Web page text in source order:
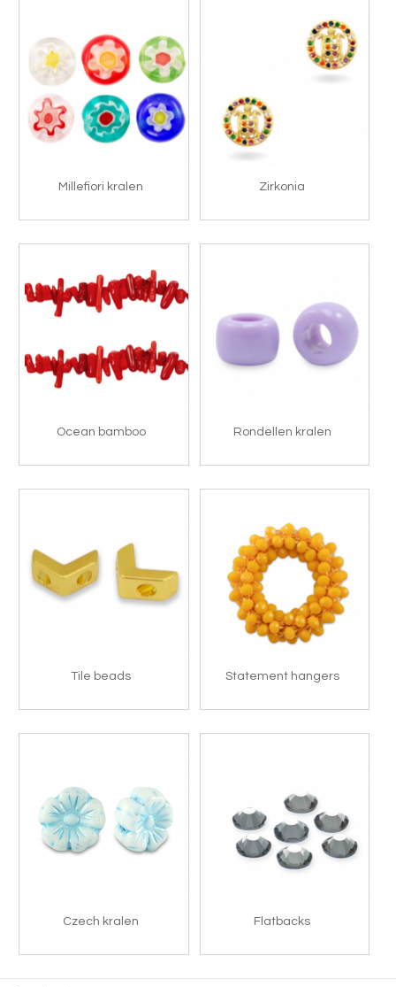
Millefiori kralen Zirkonia
Ocean bamboo Rondellen kralen
Tile beads Statement hangers
Czech kralen Flatbacks